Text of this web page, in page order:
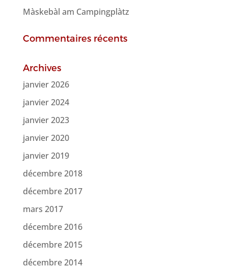
Màskebàl am Campingplàtz
Commentaires récents
Archives
janvier 2026
janvier 2024
janvier 2023
janvier 2020
janvier 2019
décembre 2018
décembre 2017
mars 2017
décembre 2016
décembre 2015
décembre 2014